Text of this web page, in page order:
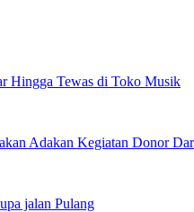
Hingga Tewas di Toko Musik
Adakan Kegiatan Donor
jalan Pulang